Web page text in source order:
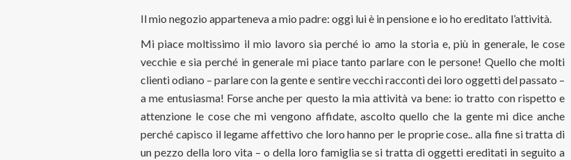
Il mio negozio apparteneva a mio padre: oggi lui è in pensione e io ho ereditato l’attività.
Mi piace moltissimo il mio lavoro sia perché io amo la storia e, più in generale, le cose
vecchie e sia perché in generale mi piace tanto parlare con le persone! Quello che molti
clienti odiano – parlare con la gente e sentire vecchi racconti dei loro oggetti del passato –
a me entusiasma! Forse anche per questo la mia attività va bene: io tratto con rispetto e
attenzione le cose che mi vengono affidate, ascolto quello che la gente mi dice anche
perché capisco il legame affettivo che loro hanno per le proprie cose.. alla fine si tratta di
un pezzo della loro vita – o della loro famiglia se si tratta di oggetti ereditati in seguito a